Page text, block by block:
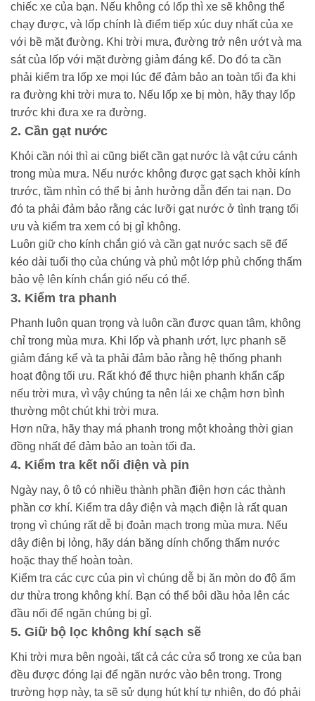
chiếc xe của bạn. Nếu không có lốp thì xe sẽ không thể
chạy được, và lốp chính là điểm tiếp xúc duy nhất của xe
với bề mặt đường. Khi trời mưa, đường trở nên ướt và ma
sát của lốp với mặt đường giảm đáng kể. Do đó ta cần
phải kiểm tra lốp xe mọi lúc để đảm bảo an toàn tối đa khi
ra đường khi trời mưa to. Nếu lốp xe bị mòn, hãy thay lốp
trước khi đưa xe ra đường.
2. Cần gạt nước
Khỏi cần nói thì ai cũng biết cần gạt nước là vật cứu cánh
trong mùa mưa. Nếu nước không được gạt sạch khỏi kính
trước, tầm nhìn có thể bị ảnh hưởng dẫn đến tai nạn. Do
đó ta phải đảm bảo rằng các lưỡi gạt nước ở tình trạng tối
ưu và kiểm tra xem có bị gỉ không.
Luôn giữ cho kính chắn gió và cần gạt nước sạch sẽ để
kéo dài tuổi thọ của chúng và phủ một lớp phủ chống thấm
bảo vệ lên kính chắn gió nếu có thể.
3. Kiểm tra phanh
Phanh luôn quan trọng và luôn cần được quan tâm, không
chỉ trong mùa mưa. Khi lốp và phanh ướt, lực phanh sẽ
giảm đáng kể và ta phải đảm bảo rằng hệ thống phanh
hoạt động tối ưu. Rất khó để thực hiện phanh khẩn cấp
nếu trời mưa, vì vậy chúng ta nên lái xe chậm hơn bình
thường một chút khi trời mưa.
Hơn nữa, hãy thay má phanh trong một khoảng thời gian
đồng nhất để đảm bảo an toàn tối đa.
4. Kiểm tra kết nối điện và pin
Ngày nay, ô tô có nhiều thành phần điện hơn các thành
phần cơ khí. Kiểm tra dây điện và mạch điện là rất quan
trọng vì chúng rất dễ bị đoản mạch trong mùa mưa. Nếu
dây điện bị lỏng, hãy dán băng dính chống thấm nước
hoặc thay thế hoàn toàn.
Kiểm tra các cực của pin vì chúng dễ bị ăn mòn do độ ẩm
dư thừa trong không khí. Bạn có thể bôi dầu hỏa lên các
đầu nối để ngăn chúng bị gỉ.
5. Giữ bộ lọc không khí sạch sẽ
Khi trời mưa bên ngoài, tất cả các cửa sổ trong xe của bạn
đều được đóng lại để ngăn nước vào bên trong. Trong
trường hợp này, ta sẽ sử dụng hút khí tự nhiên, do đó phải